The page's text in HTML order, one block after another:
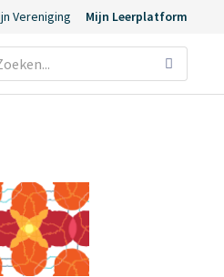
Vereniging Mijn Leerplatform